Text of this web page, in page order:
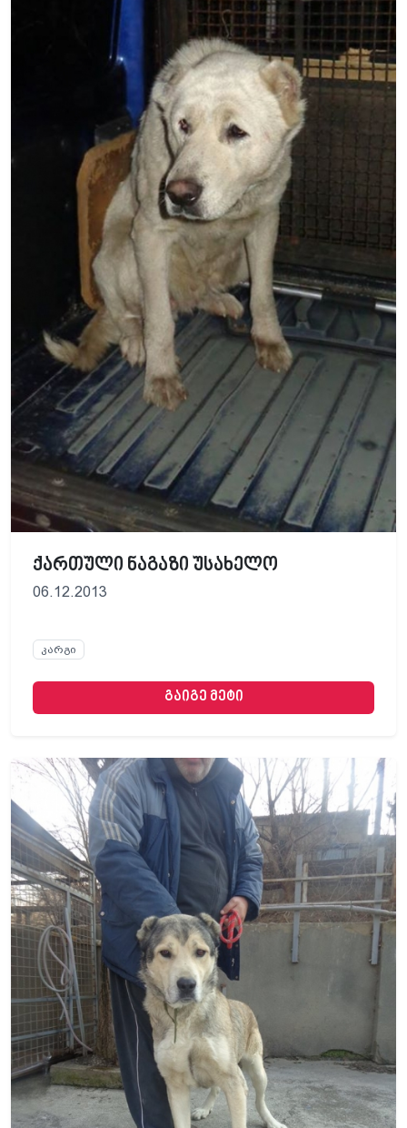
ქართული ნაგაზი უსახელო
06.12.2013
კარგი
გაიგე მეტი